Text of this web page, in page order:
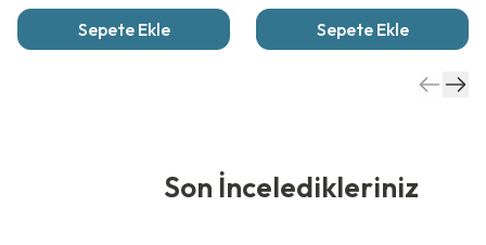
Sepete Ekle Sepete Ekle
Son İnceledikleriniz